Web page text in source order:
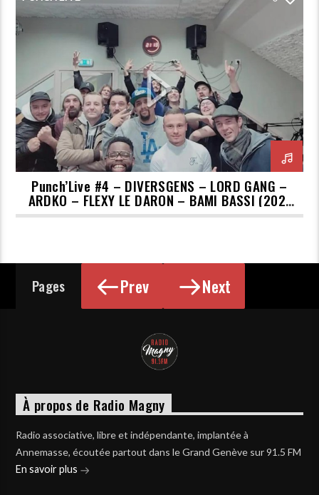
Punch’Live #4 – DIVERSGENS – LORD GANG –
ARDKO – FLEXY LE DARON – BAMI BASSI (2021
– 12 – 15)
Pages Prev Next
À propos de Radio Magny
Radio associative, libre et indépendante, implantée à
Annemasse, écoutée partout dans le Grand Genève sur 91.5 FM
En savoir plus